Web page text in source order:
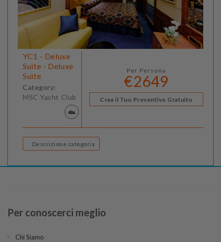
YC1 - Deluxe
Suite - Deluxe
Suite
Category:
MSC Yacht Club
Per Persona
€2649
Crea il Tuo Preventivo Gratuito
Descrizione categoria
Per conoscerci meglio
Chi Siamo